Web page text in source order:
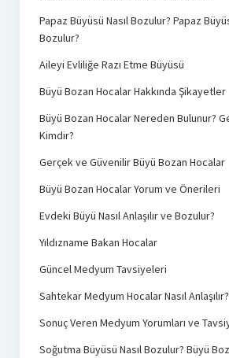
Papaz Büyüsü Nasıl Bozulur? Papaz
Bozulur?
Aileyi Evliliğe Razı Etme Büyüsü
Büyü Bozan Hocalar Hakkında Şikayetler
Büyü Bozan Hocalar Nereden Bulunur?
Kimdir?
Gerçek ve Güvenilir Büyü Bozan Hocalar
Büyü Bozan Hocalar Yorum ve Önerileri
Evdeki Büyü Nasıl Anlaşılır ve Bozulur?
Yıldızname Bakan Hocalar
Güncel Medyum Tavsiyeleri
Sahtekar Medyum Hocalar Nasıl Anlaşılır?
Sonuç Veren Medyum Yorumları ve
Soğutma Büyüsü Nasıl Bozulur? Büyü